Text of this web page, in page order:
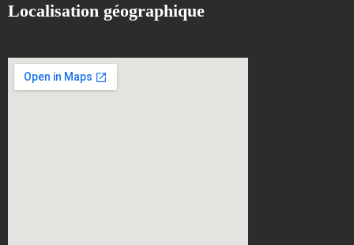
Localisation géographique